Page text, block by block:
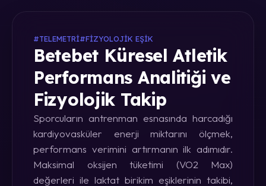
#TELEMETRI#FIZYOLOJIK EŞIK
Betebet Küresel Atletik
Performans Analitiği ve
Fizyolojik Takip
Sporcuların antrenman esnasında harcadığı
kardiyovasküler enerji miktarını ölçmek,
performans verimini artırmanın ilk adımıdır.
Maksimal oksijen tüketimi (VO2 Max)
değerleri ile laktat birikim eşiklerinin takibi,